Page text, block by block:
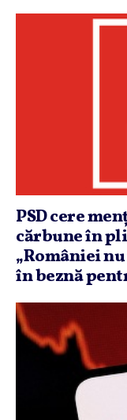
PSD cere
cărbune în
„României
în beznă